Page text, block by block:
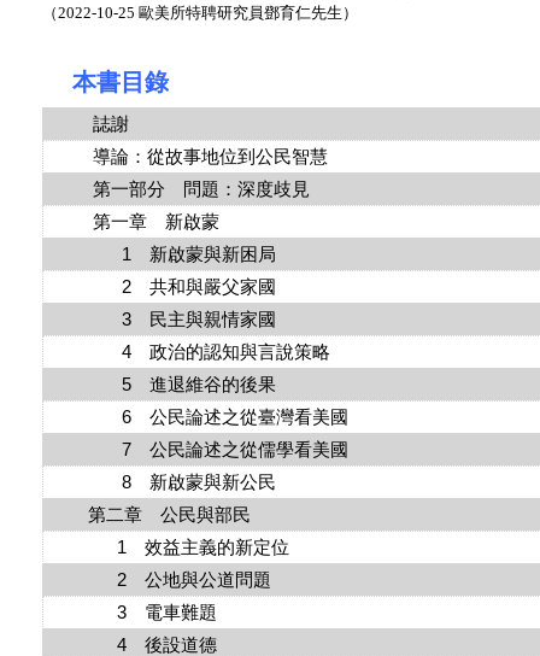
（2022-10-25 歐美所特聘研究員鄧育仁先生）
本書目錄
誌謝
導論：從故事地位到公民智慧
第一部分 問題：深度歧見
第一章 新啟蒙
1 新啟蒙與新困局
2 共和與嚴父家國
3 民主與親情家國
4 政治的認知與言說策略
5 進退維谷的後果
6 公民論述之從臺灣看美國
7 公民論述之從儒學看美國
8 新啟蒙與新公民
第二章 公民與部民
1 效益主義的新定位
2 公地與公道問題
3 電車難題
4 後設道德